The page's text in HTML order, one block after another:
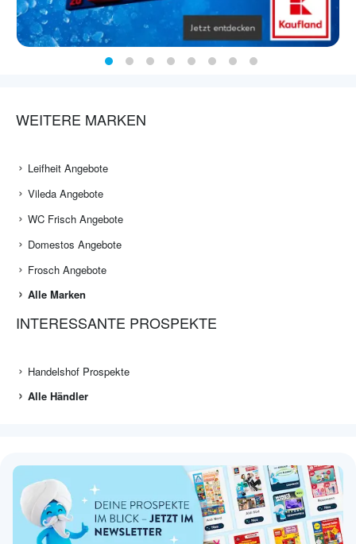
WEITERE MARKEN
Leifheit Angebote
Vileda Angebote
WC Frisch Angebote
Domestos Angebote
Frosch Angebote
Alle Marken
INTERESSANTE PROSPEKTE
Handelshof Prospekte
Alle Händler